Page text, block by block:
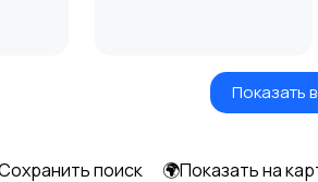
МотоэкипировкаПоказать
поиск 🌍Показать на